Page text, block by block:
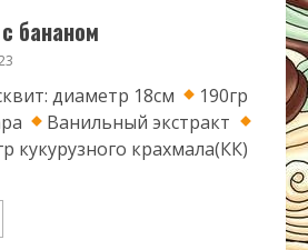
бананом
диаметр 18см
190гр
Ванильный экстракт
кукурузного крахмала(КК)